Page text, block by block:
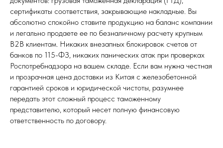
сертификаты соответствия, закрывающие накладные. Вы
абсолютно спокойно ставите продукцию на баланс компании
и легально продаете ее по безналичному расчету крупным
B2B клиентам. Никаких внезапных блокировок счетов от
банков по 115-ФЗ, никаких панических атак при проверках
Роспотребнадзора на вашем складе. Если вам нужна честная
и прозрачная цена доставки из Китая с железобетонной
гарантией сроков и юридической чистоты, разумнее
передать этот сложный процесс таможенному
представителю, который несет полную финансовую
ответственность по договору.